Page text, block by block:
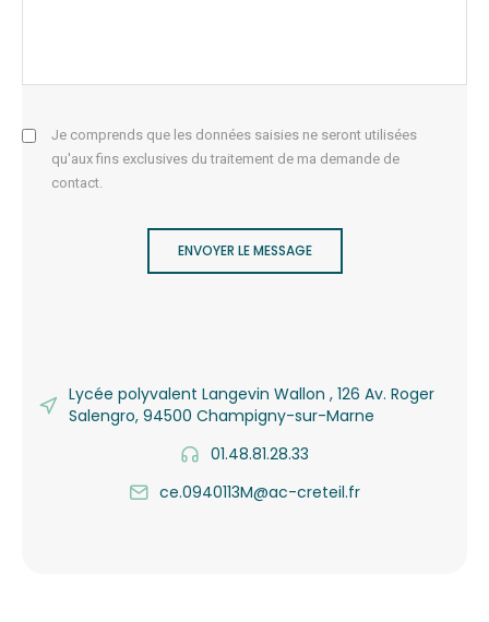
Je comprends que les données saisies ne seront utilisées
qu'aux fins exclusives du traitement de ma demande de
contact.
ENVOYER LE MESSAGE
Lycée polyvalent Langevin Wallon , 126 Av. Roger
Salengro, 94500 Champigny-sur-Marne
01.48.81.28.33
ce.0940113M@ac-creteil.fr